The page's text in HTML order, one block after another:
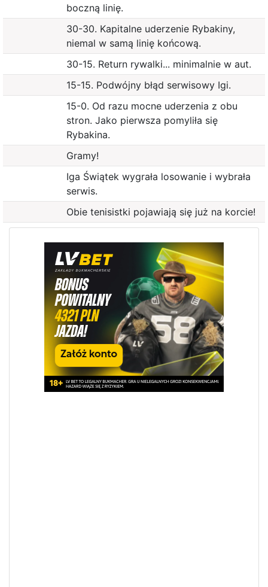
boczną linię.
30-30. Kapitalne uderzenie Rybakiny,
niemal w samą linię końcową.
30-15. Return rywalki... minimalnie w aut.
15-15. Podwójny błąd serwisowy Igi.
15-0. Od razu mocne uderzenia z obu
stron. Jako pierwsza pomyliła się
Rybakina.
Gramy!
Iga Świątek wygrała losowanie i wybrała
serwis.
Obie tenisistki pojawiają się już na korcie!